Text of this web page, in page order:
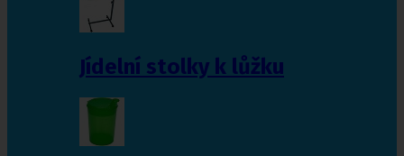
Jídelní stolky k lůžku